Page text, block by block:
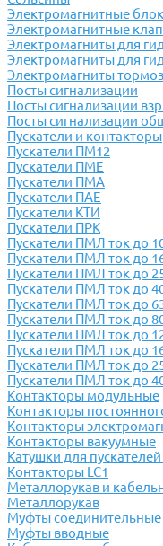
Электромагнитные
Электромагнитные
Электромагниты для
Электромагниты для
Электромагниты
Посты сигнализации
Посты сигнализации
Посты сигнализации
Пускатели и контакторы
Пускатели ПМ12
Пускатели ПМЕ
Пускатели ПМА
Пускатели ПАЕ
Пускатели КТИ
Пускатели ПРК
Пускатели ПМЛ ток до
Пускатели ПМЛ ток до
Пускатели ПМЛ ток до
Пускатели ПМЛ ток до
Пускатели ПМЛ ток до
Пускатели ПМЛ ток до
Пускатели ПМЛ ток до
Пускатели ПМЛ ток до
Пускатели ПМЛ ток до
Пускатели ПМЛ ток до
Контакторы модульные
Контакторы
Контакторы
Контакторы вакуумные
Катушки для
Контакторы LC1
Металлорукав и
Металлорукав
Муфты соединительные
Муфты вводные